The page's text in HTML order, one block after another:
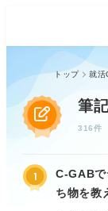
トップ 就活
筆
316件
1
C-GABで
ち物を教